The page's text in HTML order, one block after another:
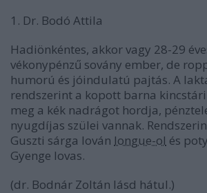
1. Dr. Bodó Attila
Hadiönkéntes, akkor vagy 28-29
vékonypénzű sovány ember, de
humorú és jóindulatú pajtás. A
rendszerint a kopott barna
meg a kék nadrágot hordja,
nyugdíjas szülei vannak.
Guszti sárga lován longue-ol és
Gyenge lovas.
(dr. Bodnár Zoltán lásd hátul.)